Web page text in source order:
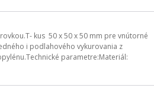
kus 50 x 50 x 50 mm pre vnútorné
i podlahového vykurovania z
parametre:Materiál: